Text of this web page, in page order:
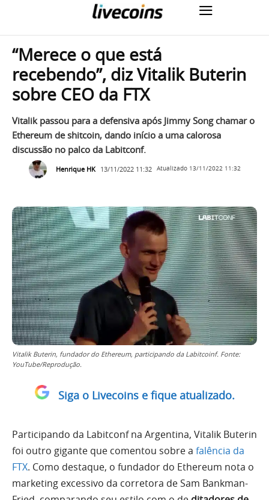
“Merece o que está
recebendo”, diz Vitalik Buterin
sobre CEO da FTX
Vitalik passou para a defensiva após Jimmy Song chamar o
Ethereum de shitcoin, dando início a uma calorosa
discussão no palco da Labitconf.
Henrique HK 13/11/2022 11:32 Atualizado 13/11/2022 11:32
Vitalik Buterin, fundador do Ethereum, participando da Labitcoinf. Fonte:
YouTube/Reprodução.
Siga o Livecoins e fique atualizado.
Participando da Labitconf na Argentina, Vitalik Buterin
foi outro gigante que comentou sobre a falência da
FTX. Como destaque, o fundador do Ethereum nota o
marketing excessivo da corretora de Sam Bankman-